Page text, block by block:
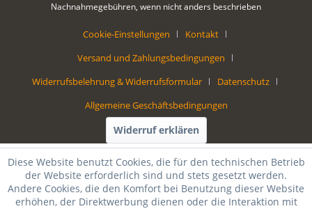
Nachnahmegebühren, wenn nicht anders beschrieben
Cookie-Einstellungen
Kontakt
Versand und Zahlungsbedingungen
Widerrufsbelehrung & Widerrufsformular
Datenschutz
Allgemeine Geschäftsbedingungen
Widerruf erklären
Diese Website benutzt Cookies, die für den technischen Betrieb
der Website erforderlich sind und stets gesetzt werden.
Andere Cookies, die den Komfort bei Benutzung dieser Website
erhöhen, der Direktwerbung dienen oder die Interaktion mit